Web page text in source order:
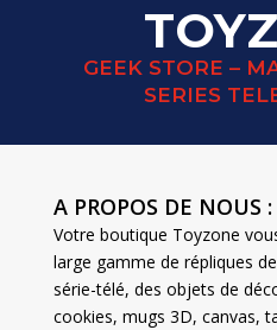
GEEK STORE –
SERIES
A PROPOS DE NOUS :
Votre boutique Toyzone
large gamme de répliques
série-télé, des objets de
cookies, mugs 3D, canvas,